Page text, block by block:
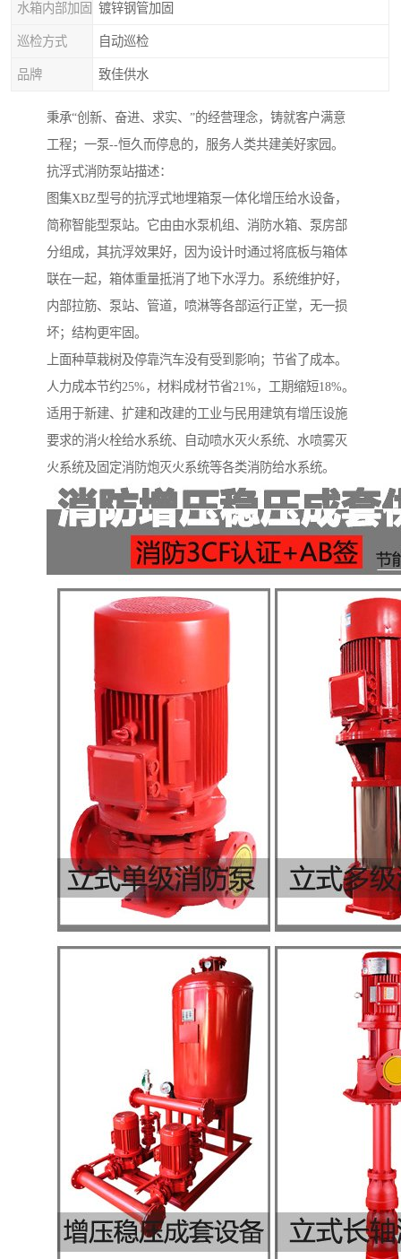
水箱内部加固 镀锌钢管加固
巡检方式 自动巡检
品牌 致佳供水
秉承“创新、奋进、求实、”的经营理念，铸就客户满意
工程；一泵--恒久而停息的，服务人类共建美好家园。
抗浮式消防泵站描述：
图集XBZ型号的抗浮式地埋箱泵一体化增压给水设备，
简称智能型泵站。它由由水泵机组、消防水箱、泵房部
分组成，其抗浮效果好，因为设计时通过将底板与箱体
联在一起，箱体重量抵消了地下水浮力。系统维护好，
内部拉筋、泵站、管道，喷淋等各部运行正堂，无一损
坏；结构更牢固。
上面种草栽树及停靠汽车没有受到影响；节省了成本。
人力成本节约25%，材料成材节省21%，工期缩短18%。
适用于新建、扩建和改建的工业与民用建筑有增压设施
要求的消火栓给水系统、自动喷水灭火系统、水喷雾灭
火系统及固定消防炮灭火系统等各类消防给水系统。